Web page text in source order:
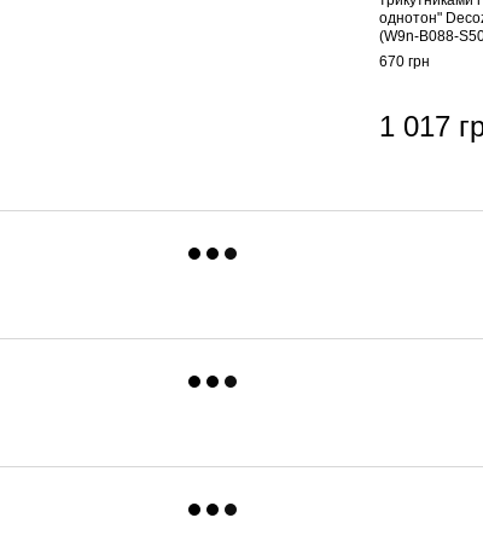
однотон"
(W9n-B088-
670 грн
1 017